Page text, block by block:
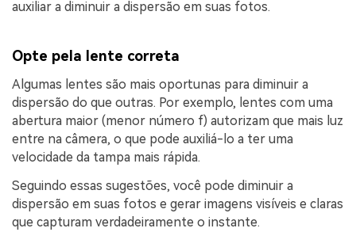
auxiliar a diminuir a dispersão em suas fotos.
Opte pela lente correta
Algumas lentes são mais oportunas para diminuir a
dispersão do que outras. Por exemplo, lentes com uma
abertura maior (menor número f) autorizam que mais luz
entre na câmera, o que pode auxiliá-lo a ter uma
velocidade da tampa mais rápida.
Seguindo essas sugestões, você pode diminuir a
dispersão em suas fotos e gerar imagens visíveis e claras
que capturam verdadeiramente o instante.